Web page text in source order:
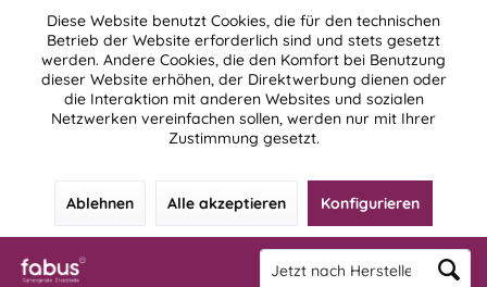
Diese Website benutzt Cookies, die für den technischen
Betrieb der Website erforderlich sind und stets gesetzt
werden. Andere Cookies, die den Komfort bei Benutzung
dieser Website erhöhen, der Direktwerbung dienen oder
die Interaktion mit anderen Websites und sozialen
Netzwerken vereinfachen sollen, werden nur mit Ihrer
Zustimmung gesetzt.
Ablehnen Alle akzeptieren Konfigurieren